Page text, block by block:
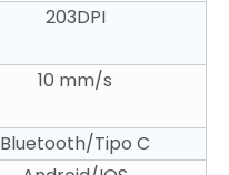
203DPI
10 mm/s
Bluetooth/Tipo C